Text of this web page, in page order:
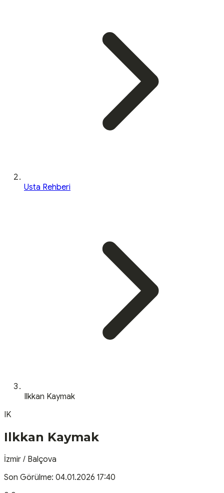
Usta Rehberi
Ilkkan Kaymak
IK
Ilkkan Kaymak
İzmir / Balçova
Son Görülme: 04.01.2026 17:40